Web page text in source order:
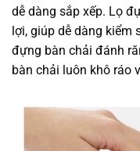
dễ dàng sắp xếp. Lọ
lợi, giúp dễ dàng kiểm
đựng bàn chải đánh
bàn chải luôn khô ráo